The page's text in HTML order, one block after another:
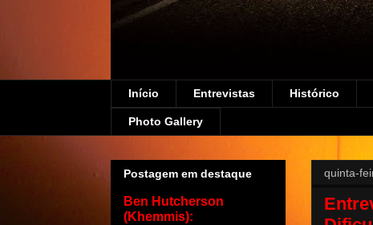
Início Entrevistas Histórico
Photo Gallery
quinta-
Postagem em destaque
Ben Hutcherson
(Khemmis):